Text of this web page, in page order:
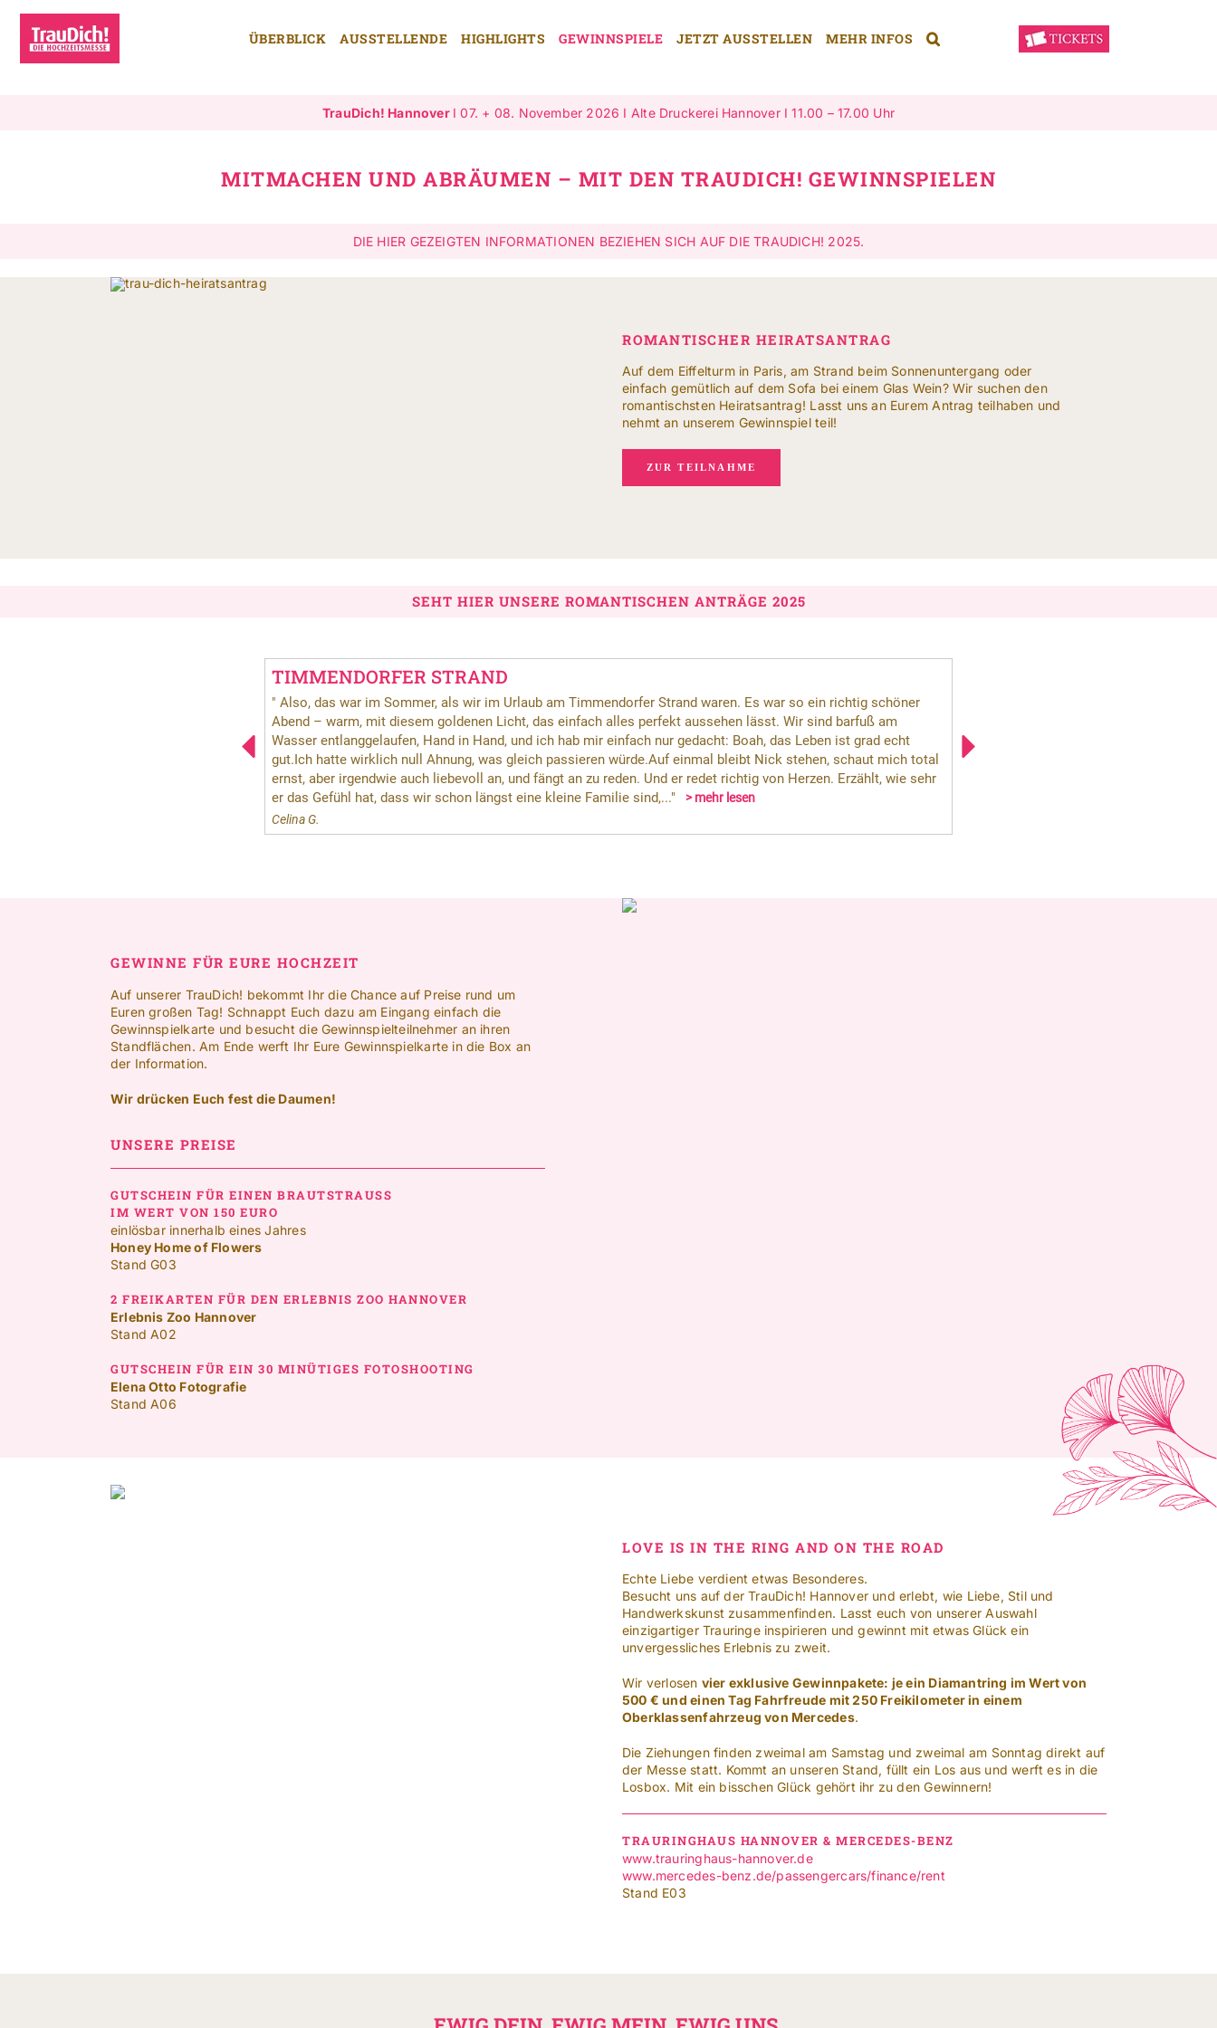
Inhalt
springen
ÜBERBLICK AUSSTELLENDE HIGHLIGHTS GEWINNSPIELE JETZT AUSSTELLEN MEHR INFOS
TrauDich! Hannover I 07. + 08. November 2026 I Alte Druckerei Hannover I 11.00 – 17.00 Uhr
MITMACHEN UND ABRÄUMEN – MIT DEN TRAUDICH! GEWINNSPIELEN
DIE HIER GEZEIGTEN INFORMATIONEN BEZIEHEN SICH AUF DIE TRAUDICH! 2025.
ROMANTISCHER HEIRATSANTRAG
Auf dem Eiffelturm in Paris, am Strand beim Sonnenuntergang oder
einfach gemütlich auf dem Sofa bei einem Glas Wein? Wir suchen den
romantischsten Heiratsantrag! Lasst uns an Eurem Antrag teilhaben und
nehmt an unserem Gewinnspiel teil!
ZUR TEILNAHME
SEHT HIER UNSERE ROMANTISCHEN ANTRÄGE 2025
GEWINNE FÜR EURE HOCHZEIT
Auf unserer TrauDich! bekommt Ihr die Chance auf Preise rund um
Euren großen Tag! Schnappt Euch dazu am Eingang einfach die
Gewinnspielkarte und besucht die Gewinnspielteilnehmer an ihren
Standflächen. Am Ende werft Ihr Eure Gewinnspielkarte in die Box an
der Information.
Wir drücken Euch fest die Daumen!
UNSERE PREISE
GUTSCHEIN FÜR EINEN BRAUTSTRAUSS
IM WERT VON 150 EURO
einlösbar innerhalb eines Jahres
Honey Home of Flowers
Stand G03
2 FREIKARTEN FÜR DEN ERLEBNIS ZOO HANNOVER
Erlebnis Zoo Hannover
Stand A02
GUTSCHEIN FÜR EIN 30 MINÜTIGES FOTOSHOOTING
Elena Otto Fotografie
Stand A06
LOVE IS IN THE RING AND ON THE ROAD
Echte Liebe verdient etwas Besonderes.
Besucht uns auf der TrauDich! Hannover und erlebt, wie Liebe, Stil und
Handwerkskunst zusammenfinden. Lasst euch von unserer Auswahl
einzigartiger Trauringe inspirieren und gewinnt mit etwas Glück ein
unvergessliches Erlebnis zu zweit.
Wir verlosen vier exklusive Gewinnpakete: je ein Diamantring im Wert von
500 € und einen Tag Fahrfreude mit 250 Freikilometer in einem
Oberklassenfahrzeug von Mercedes.
Die Ziehungen finden zweimal am Samstag und zweimal am Sonntag direkt auf
der Messe statt. Kommt an unseren Stand, füllt ein Los aus und werft es in die
Losbox. Mit ein bisschen Glück gehört ihr zu den Gewinnern!
TRAURINGHAUS HANNOVER & MERCEDES-BENZ
www.trauringhaus-hannover.de
www.mercedes-benz.de/passengercars/finance/rent
Stand E03